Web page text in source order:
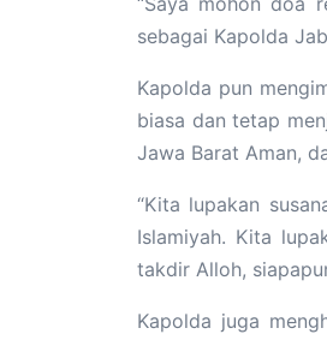
sebagai Kapolda
Kapolda pun
biasa dan tetap
Jawa Barat Aman,
“Kita lupakan
Islamiyah. Kita
takdir Alloh,
Kapolda juga